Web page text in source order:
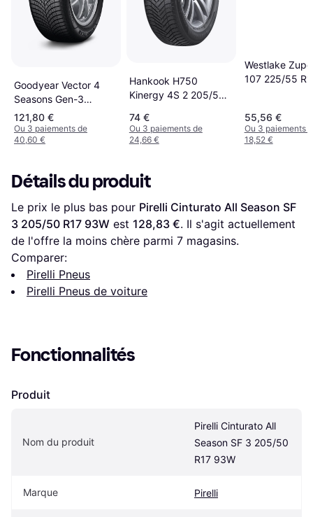
Goodyear Vector 4
Seasons Gen-3
205/50 R17 93W XL
121,80 €
Ou 3 paiements de
40,60 €
Hankook H750
Kinergy 4S 2 205/50
74 €
Ou 3 paiements de
24,66 €
Westlake
107 225/55
55,56 €
Ou 3 paiements
18,52 €
Détails du produit
Le prix le plus bas pour Pirelli Cinturato All Season SF
3 205/50 R17 93W est 128,83 €. Il s'agit actuellement
de l'offre la moins chère parmi 7 magasins.
Comparer:
Pirelli Pneus
Pirelli Pneus de voiture
Fonctionnalités
Produit
Nom du produit
Pirelli Cinturato All
Season SF 3 205/50
R17 93W
Marque Pirelli